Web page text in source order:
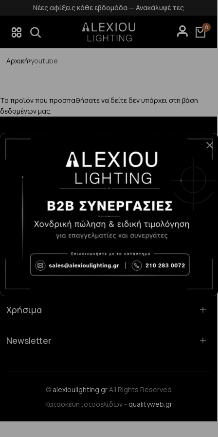
Νέες αφίξεις κάθε εβδομάδα — Ανακάλυψέ τες
0
Αρχική youtube
Το προϊόν που προσπαθήσατε να δείτε δεν υπάρχει στη βάση
δεδομένων μας.
Κατάστημα Χαλάνδρι:Σαρανταπόρου 55, 15232, Χαλάνδρι
sales@alexioulighting.gr
210 283 0072
6983123181
Χρήσιμα
Newsletter
© alexioulighting.grAll Rights Reserved
Κατασκευή ιστοσελίδων - qualityweb.gr